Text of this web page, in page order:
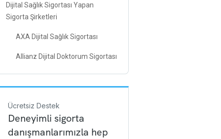
Dijital Sağlık Sigortası Yapan
Sigorta Şirketleri
AXA Dijital Sağlık Sigortası
Allianz Dijital Doktorum Sigortası
Ücretsiz Destek
Deneyimli sigorta
danışmanlarımızla hep